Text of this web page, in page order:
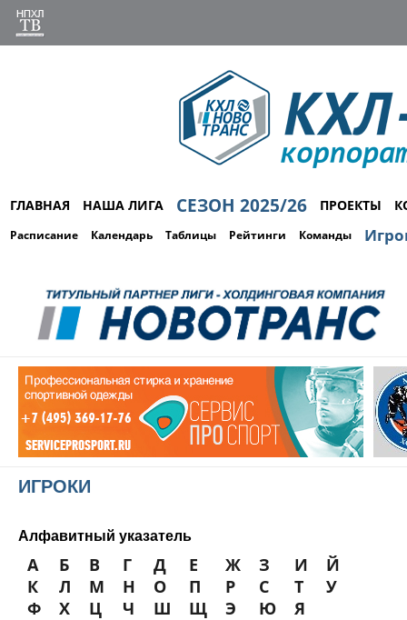
ГЛАВНАЯ НАША ЛИГА СЕЗОН 2025/26 ПРОЕКТЫ
Расписание Календарь Таблицы Рейтинги Команды
ИГРОКИ
Алфавитный указатель
А Б В Г Д Е Ж З И
Й
К
Л М Н О П Р С Т
У
Ф
Х Ц Ч Ш Щ Э Ю Я